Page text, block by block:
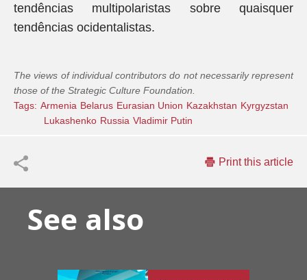
tendências multipolaristas sobre quaisquer
tendências ocidentalistas.
The views of individual contributors do not necessarily represent
those of the Strategic Culture Foundation.
Tags: Armenia Belarus Eurasian Union Kazakhstan Kyrgyzstan
Lukashenko Russia Vladimir Putin
Print this article
See also